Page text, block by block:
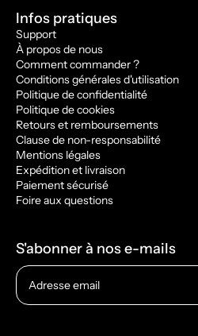
Infos pratiques
Support
À propos de nous
Comment commander ?
Conditions générales d'utilisation
Politique de confidentialité
Politique de cookies
Retours et remboursements
Clause de non-responsabilité
Mentions légales
Expédition et livraison
Paiement sécurisé
Foire aux questions
S'abonner à nos e-mails
Adresse email